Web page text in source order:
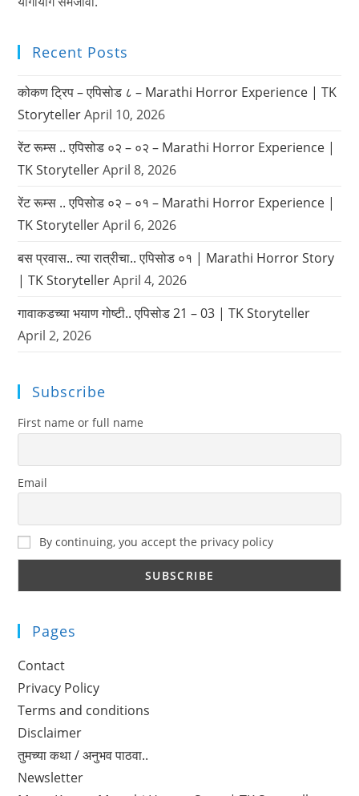
Recent Posts
कोकण ट्रिप – एपिसोड ८ – Marathi Horror Experience | TK
Storyteller April 10, 2026
रेंट रूम्स .. एपिसोड ०२ – ०२ – Marathi Horror Experience |
TK Storyteller April 8, 2026
रेंट रूम्स .. एपिसोड ०२ – ०१ – Marathi Horror Experience |
TK Storyteller April 6, 2026
बस प्रवास.. त्या रात्रीचा.. एपिसोड ०१ | Marathi Horror Story
| TK Storyteller April 4, 2026
गावाकडच्या भयाण गोष्टी.. एपिसोड 21 – 03 | TK Storyteller
April 2, 2026
Subscribe
First name or full name
Email
By continuing, you accept the privacy policy
Pages
Contact
Privacy Policy
Terms and conditions
Disclaimer
तुमच्या कथा / अनुभव पाठवा..
Newsletter